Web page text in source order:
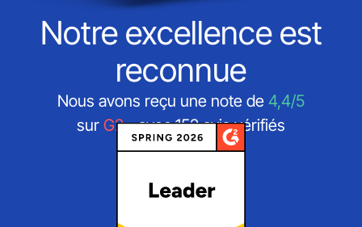
Notre excellence est
reconnue
Nous avons reçu une note de 4,4/5
sur G2- avec 152 avis vérifiés